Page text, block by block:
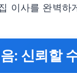
이사를 완벽하
: 신뢰할